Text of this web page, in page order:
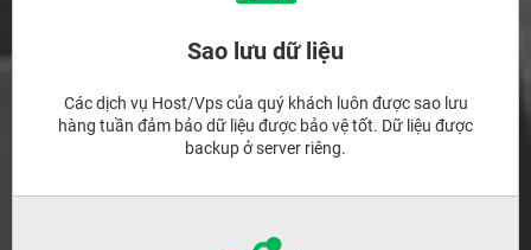
Sao lưu dữ liệu
Các dịch vụ Host/Vps của quý khách luôn được sao lưu
hàng tuần đảm bảo dữ liệu được bảo vệ tốt. Dữ liệu được
backup ở server riêng.